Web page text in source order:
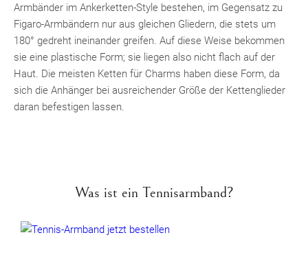
Armbänder im Ankerketten-Style bestehen, im Gegensatz zu
Figaro-Armbändern nur aus gleichen Gliedern, die stets um
180° gedreht ineinander greifen. Auf diese Weise bekommen
sie eine plastische Form; sie liegen also nicht flach auf der
Haut. Die meisten Ketten für Charms haben diese Form, da
sich die Anhänger bei ausreichender Größe der Kettenglieder
daran befestigen lassen.
Was ist ein Tennisarmband?